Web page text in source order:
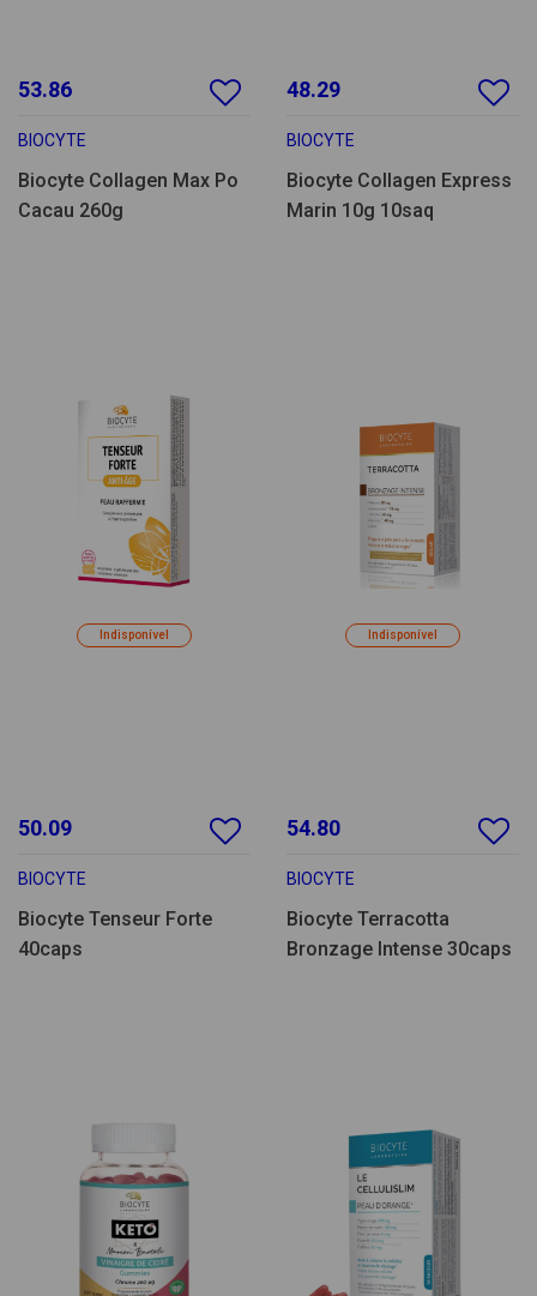
53.86
BIOCYTE
Biocyte Collagen Max Po
Cacau 260g
48.29
BIOCYTE
Biocyte Collagen Express
Marin 10g 10saq
Indisponível
50.09
BIOCYTE
Biocyte Tenseur Forte
40caps
Indisponível
54.80
BIOCYTE
Biocyte Terracotta
Bronzage Intense 30caps